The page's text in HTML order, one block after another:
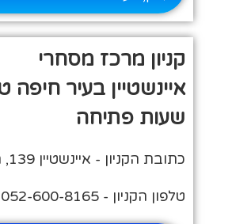
קניון מרכז מסחרי
איינשטיין בעיר חיפה
שעות פתיחה
כתובת הקניון - איינשטיין 139, חיפה
טלפון הקניון - 052-600-8165